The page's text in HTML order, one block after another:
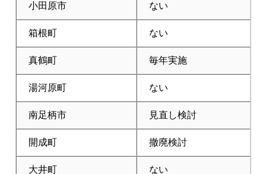
小田原市 ない
箱根町 ない
真鶴町 毎年実施
湯河原町 ない
南足柄市 見直し検討
開成町 撤廃検討
大井町 ない